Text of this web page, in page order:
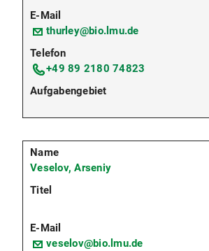
thurley@bio.lmu.de
+49 89 2180 74823
Veselov, Arseniy
veselov@bio.lmu.de